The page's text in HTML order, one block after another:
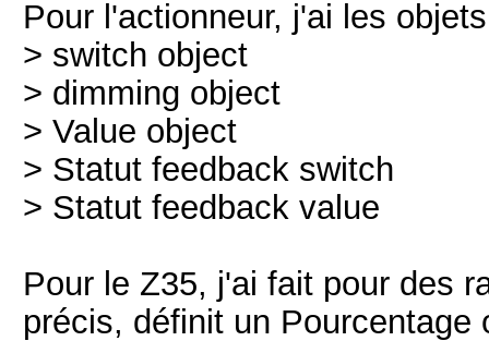
Pour l'actionneur, j'ai les
> switch object
> dimming object
> Value object
> Statut feedback switch
> Statut feedback value
Pour le Z35, j'ai fait pour des
précis, définit un Pourcentage